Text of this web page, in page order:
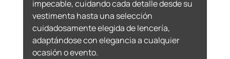
impecable, cuidando cada detalle desde su
vestimenta hasta una selección
cuidadosamente elegida de lencería,
adaptándose con elegancia a cualquier
ocasión o evento.